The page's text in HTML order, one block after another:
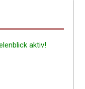
aktiv!